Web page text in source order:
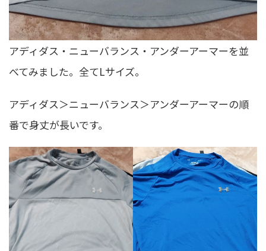
アディダス・ニューバランス・アンダーアーマーを並
べてみました。全てLサイズ。
アディダス＞ニューバランス＞アンダーアーマーの順
番で身丈が長いです。